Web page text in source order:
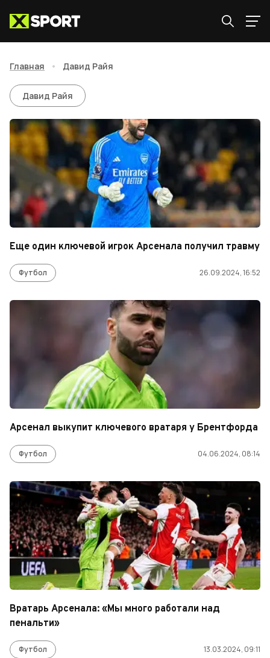
Главная • Давид Райя
Давид Райя
Давид Райя
Еще один ключевой игрок Арсенала получил травму
Футбол 26.09.2024, 16:52
Арсенал выкупит ключевого вратаря у Брентфорда
Футбол 04.06.2024, 08:14
Вратарь Арсенала: «Мы много работали над
пенальти»
Футбол 13.03.2024, 09:11